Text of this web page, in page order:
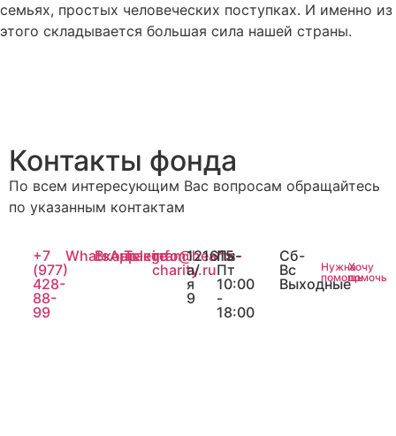
семьях, простых человеческих поступках. И именно из
этого складывается большая сила нашей страны.
Контакты фонда
По всем интересующим Вас вопросам обращайтесь
по указанным контактам
+7
(977)
428-
88-
99
WhatsApp
Вконтакте
Telegram
info@hearts-
charity.ru
121615
а/
я
9
Пн-
Пт
10:00
-
18:00
Сб-
Вс
Выходные
Нужна
помощь
Хочу
помочь